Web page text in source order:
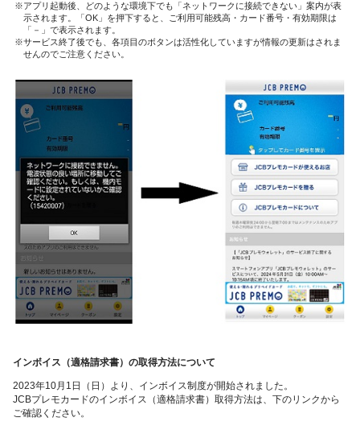
アプリ起動後、どのような環境下でも「ネットワークに接続できない」案内が表
示されます。「OK」を押下すると、ご利用可能残高・カード番号・有効期限は
「－」で表示されます。
サービス終了後でも、各項目のボタンは活性化していますが情報の更新はされま
せんのでご注意ください。
インボイス（適格請求書）の取得方法について
2023年10月1日（日）より、インボイス制度が開始されました。
JCBプレモカードのインボイス（適格請求書）取得方法は、下のリンクから
ご確認ください。